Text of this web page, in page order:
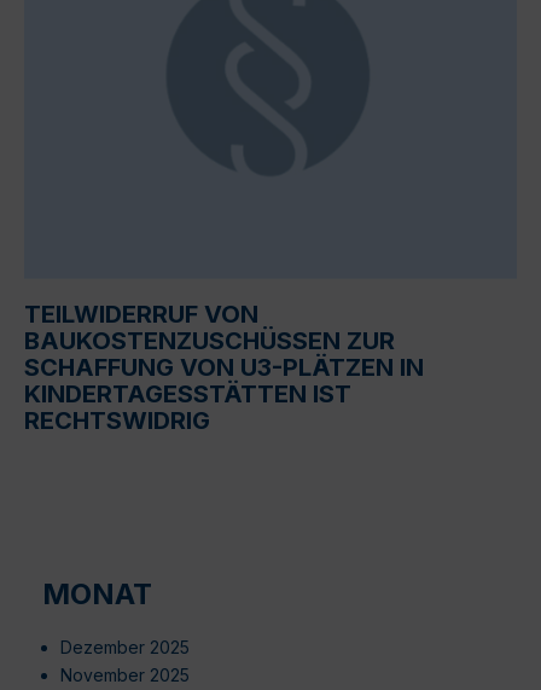
TEILWIDERRUF VON
BAUKOSTENZUSCHÜSSEN ZUR
SCHAFFUNG VON U3-PLÄTZEN IN
KINDERTAGESSTÄTTEN IST
RECHTSWIDRIG
MONAT
Dezember 2025
November 2025